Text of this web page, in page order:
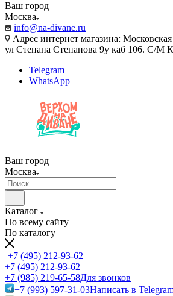
Ваш город
Москва
info@na-divane.ru
Адрес интернет магазина:
ул Степана Степанова 9у каб 106. С/М
Telegram
WhatsApp
Ваш город
Москва
Каталог
По всему сайту
По каталогу
+7 (495) 212-93-62
+7 (495) 212-93-62
+7 (985) 219-65-58Для звонков
+7 (993) 597-31-03Написать в